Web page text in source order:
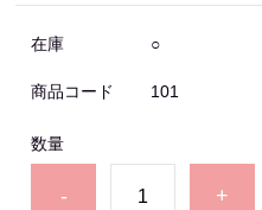
在庫 ○
商品コード 101
数量
- +